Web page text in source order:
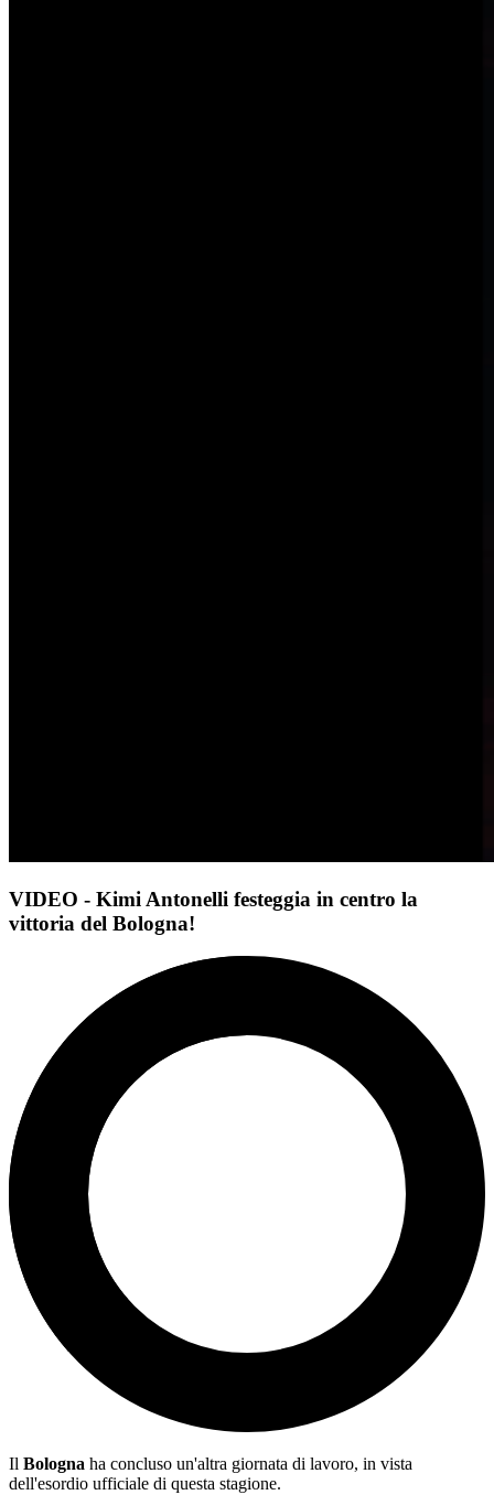
VIDEO - Kimi Antonelli festeggia in centro la
vittoria del Bologna!
Il Bologna ha concluso un'altra giornata di lavoro, in vista
dell'esordio ufficiale di questa stagione.